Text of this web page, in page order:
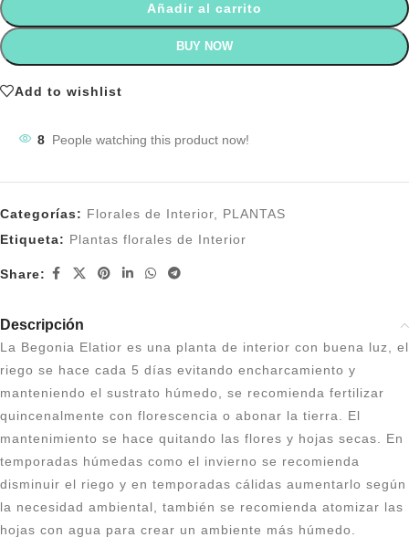
Añadir al carrito
BUY NOW
Add to wishlist
8 People watching this product now!
Categorías: Florales de Interior, PLANTAS
Etiqueta: Plantas florales de Interior
Share:
Descripción
La Begonia Elatior es una planta de interior con buena luz, el
riego se hace cada 5 días evitando encharcamiento y
manteniendo el sustrato húmedo, se recomienda fertilizar
quincenalmente con florescencia o abonar la tierra. El
mantenimiento se hace quitando las flores y hojas secas. En
temporadas húmedas como el invierno se recomienda
disminuir el riego y en temporadas cálidas aumentarlo según
la necesidad ambiental, también se recomienda atomizar las
hojas con agua para crear un ambiente más húmedo.